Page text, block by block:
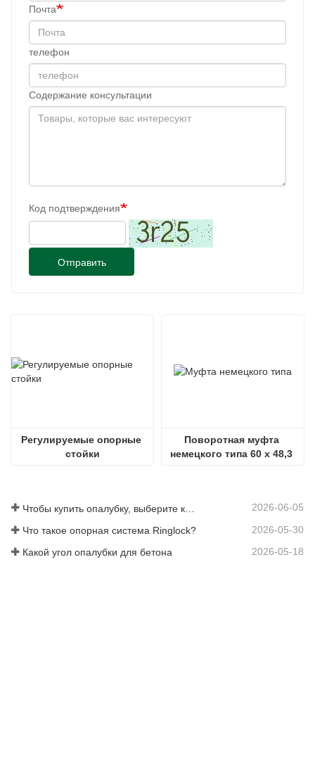
Почта
телефон
Содержание консультации
Код подтверждения
Отправить
Регулируемые опорные
стойки
Поворотная муфта
немецкого типа 60 x 48,3
2026-06-05
Что такое опорная система Ringlock? 2026-05-30
Какой угол опалубки для бетона 2026-05-18